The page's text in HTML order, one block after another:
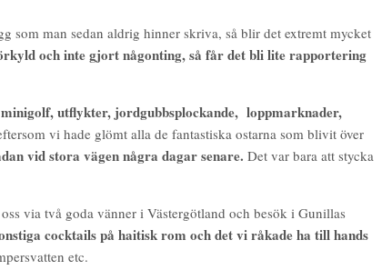
som man sedan aldrig hinner skriva, så blir det extremt mycket
och inte gjort någonting, så får det bli lite rapportering
utflykter, jordgubbsplockande, loppmarknader,
vi hade glömt alla de fantastiska ostarna som blivit över
vid stora vägen några dagar senare. Det var bara att stycka
via två goda vänner i Västergötland och besök i Gunillas
cocktails på haitisk rom och det vi råkade ha till hands
etc.